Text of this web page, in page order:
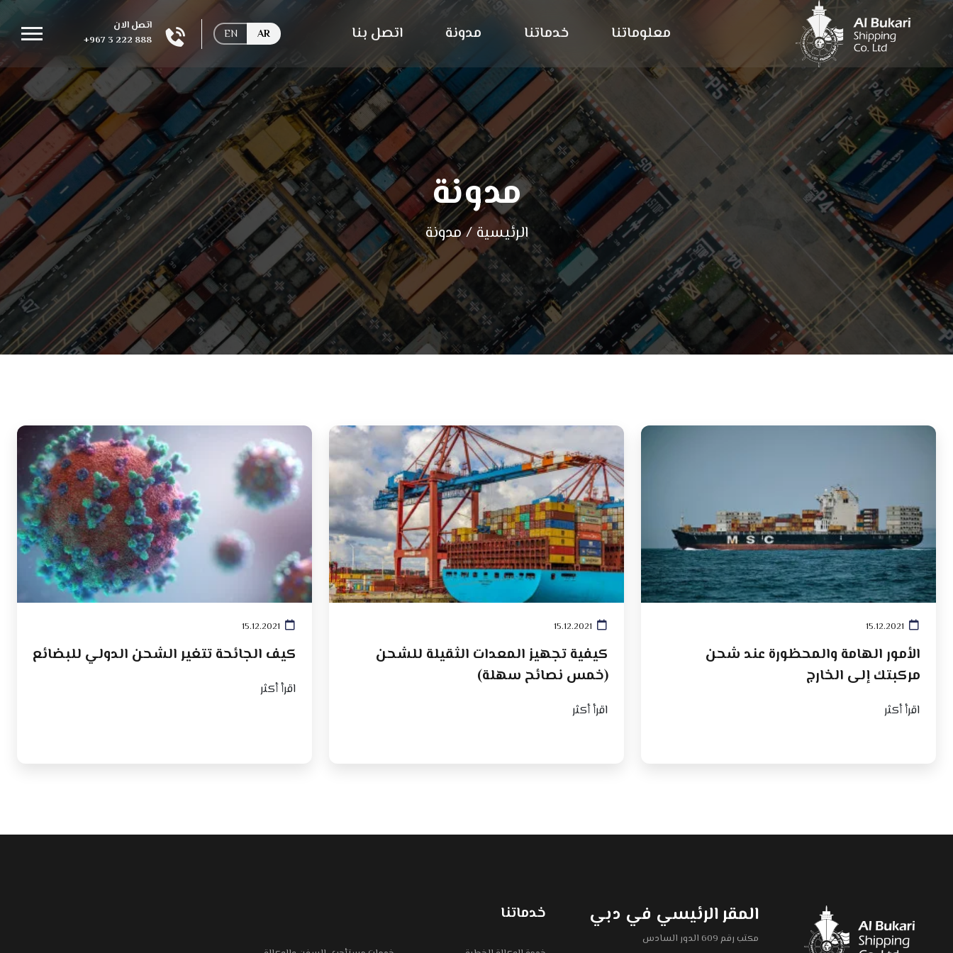
معلوماتنا خدماتنا مدونة اتصل بنا AR
EN
اتصل الان
+967 3 222 888
مدونة
الرئيسية /مدونة
15.12.2021
الأمور الهامة والمحظورة عند شحن
مركبتك إلى الخارج
اقرأ أكثر
15.12.2021
كيفية تجهيز المعدات الثقيلة للشحن
(خمس نصائح سهلة)
اقرأ أكثر
15.12.2021
كيف الجائحة تتغير الشحن الدولي للبضائع
اقرأ أكثر
المقر الرئيسي في دبي
مكتب رقم 609 الدور السادس
خدماتنا